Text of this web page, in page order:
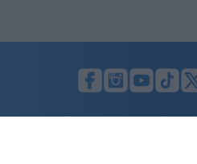
LUNIFIN S.r.l. a socio unico. Sede